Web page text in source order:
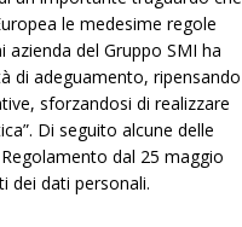
le medesime regole
del Gruppo SMI ha
di adeguamento, ripensando
sforzandosi di realizzare
Di seguito alcune delle
dal 25 maggio
dei dati personali.